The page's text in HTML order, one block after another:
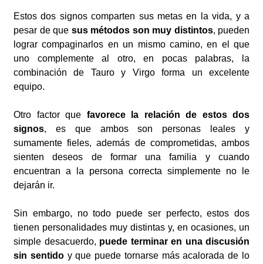
Estos dos signos comparten sus metas en la vida, y a
pesar de que sus métodos son muy distintos, pueden
lograr compaginarlos en un mismo camino, en el que
uno complemente al otro, en pocas palabras, la
combinación de Tauro y Virgo forma un excelente
equipo.
Otro factor que favorece la relación de estos dos
signos, es que ambos son personas leales y
sumamente fieles, además de comprometidas, ambos
sienten deseos de formar una familia y cuando
encuentran a la persona correcta simplemente no le
dejarán ir.
Sin embargo, no todo puede ser perfecto, estos dos
tienen personalidades muy distintas y, en ocasiones, un
simple desacuerdo, puede terminar en una discusión
sin sentidoy que puede tornarse más acalorada de lo